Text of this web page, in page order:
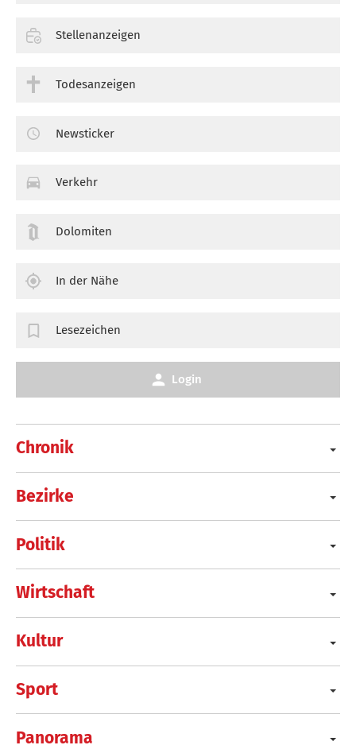
Chronik
Bezirke
Politik
Wirtschaft
Kultur
Sport
Panorama
Stellenanzeigen
Todesanzeigen
Newsticker
Verkehr
Dolomiten
In der Nähe
Lesezeichen
Login